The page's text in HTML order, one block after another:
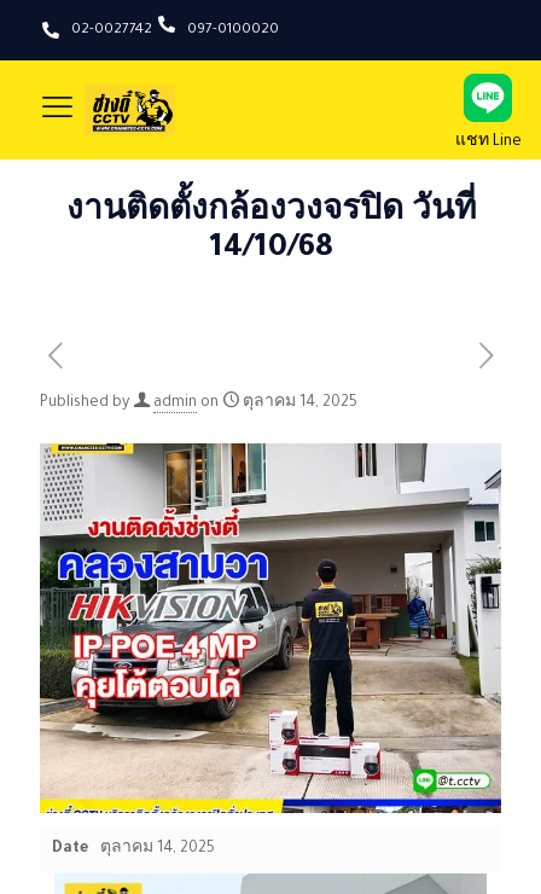
02-0027742 097-0100020
แชท Line
งานติดตั้งกล้องวงจรปิด วันที่
14/10/68
Published by admin on ตุลาคม 14, 2025
Date ตุลาคม 14, 2025